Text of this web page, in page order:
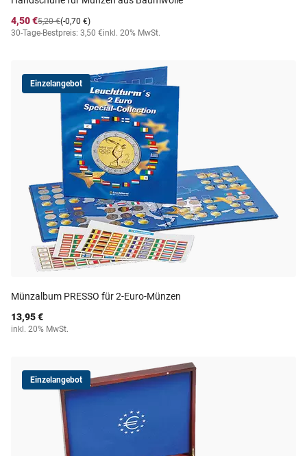
4,50 €
(-0,70 €)
5,20 €
30-Tage-Bestpreis: 3,50 €inkl. 20% MwSt.
Einzelangebot
Münzalbum PRESSO für 2-Euro-Münzen
13,95 €
inkl. 20% MwSt.
Einzelangebot